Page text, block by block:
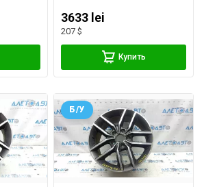
3633 lei
207 $
Купить
Б/У